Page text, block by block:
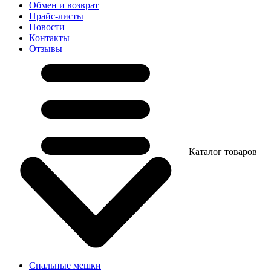
Обмен и возврат
Прайс-листы
Новости
Контакты
Отзывы
Каталог товаров
Спальные мешки